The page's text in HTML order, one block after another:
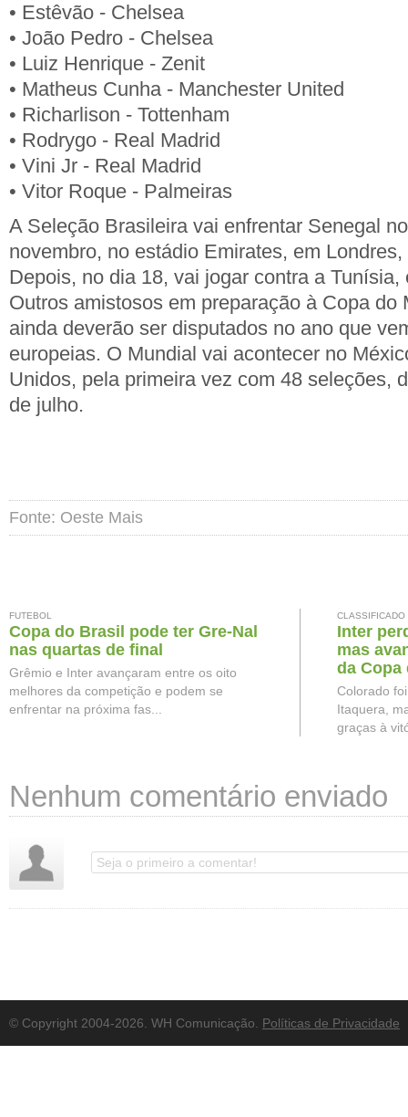
• Estêvão - Chelsea
• João Pedro - Chelsea
• Luiz Henrique - Zenit
• Matheus Cunha - Manchester United
• Richarlison - Tottenham
• Rodrygo - Real Madrid
• Vini Jr - Real Madrid
• Vitor Roque - Palmeiras
A Seleção Brasileira vai enfrentar Senegal
novembro, no estádio Emirates, em
Depois, no dia 18, vai jogar contra a Tunísia,
Outros amistosos em preparação à Copa do
ainda deverão ser disputados no ano que
europeias. O Mundial vai acontecer no
Unidos, pela primeira vez com 48 seleções,
de julho.
Fonte: Oeste Mais
FUTEBOL
Copa do Brasil pode ter Gre-Nal
nas quartas de final
Grêmio e Inter avançaram entre os oito
melhores da competição e podem se
enfrentar na próxima fas...
CLASSIFICADO
Inter
mas
da Copa
Colorado
Itaquera,
graças à
Nenhum comentário enviado
© Copyright 2004-2026. WH Comunicação. Políticas de Privacidade